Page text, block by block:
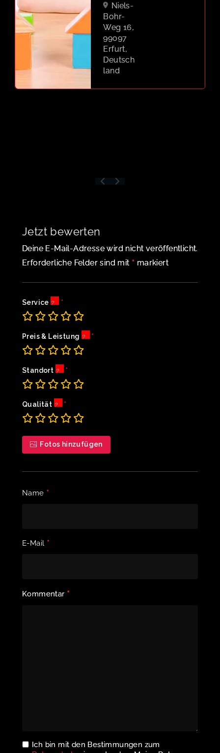
Niels-
Bohr-
Weg 16,
99097
Erfurt,
Deutsch
land
Jetzt bewerten
Deine E-Mail-Adresse wird nicht veröffentlicht.
Erforderliche Felder sind mit * markiert
Service
Preis & Leistung
Standort
Qualität
Fotos hinzufügen
Name *
E-Mail *
Kommentar *
Ich bin mit den Bestimmungen zum